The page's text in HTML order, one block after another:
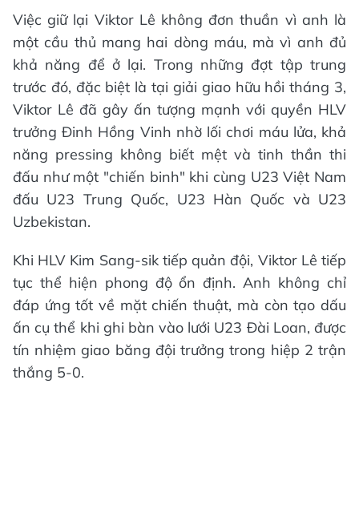
Việc giữ lại Viktor Lê không đơn thuần vì anh là
một cầu thủ mang hai dòng máu, mà vì anh đủ
khả năng để ở lại. Trong những đợt tập trung
trước đó, đặc biệt là tại giải giao hữu hồi tháng 3,
Viktor Lê đã gây ấn tượng mạnh với quyền HLV
trưởng Đinh Hồng Vinh nhờ lối chơi máu lửa, khả
năng pressing không biết mệt và tinh thần thi
đấu như một "chiến binh" khi cùng U23 Việt Nam
đấu U23 Trung Quốc, U23 Hàn Quốc và U23
Uzbekistan.
Khi HLV Kim Sang-sik tiếp quản đội, Viktor Lê tiếp
tục thể hiện phong độ ổn định. Anh không chỉ
đáp ứng tốt về mặt chiến thuật, mà còn tạo dấu
ấn cụ thể khi ghi bàn vào lưới U23 Đài Loan, được
tín nhiệm giao băng đội trưởng trong hiệp 2 trận
thắng 5-0.